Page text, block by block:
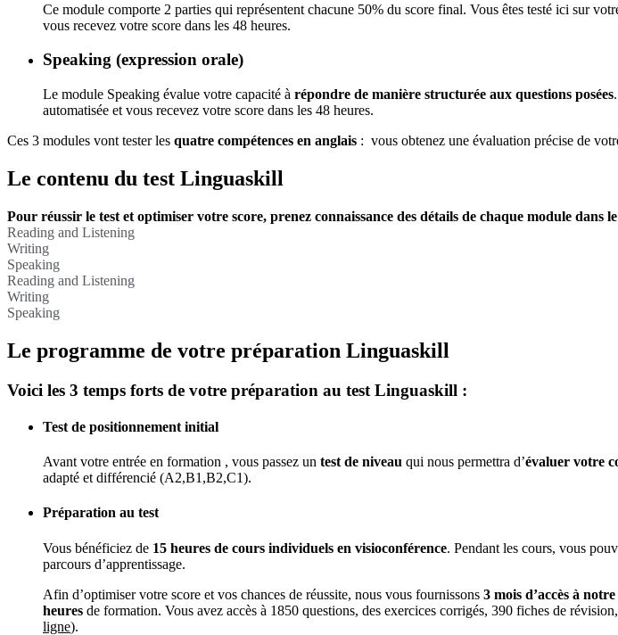
Ce module comporte 2 parties qui représentent chacune 50% du score final. Vous êtes testé ici sur
vous recevez votre score dans les 48 heures.
Speaking (expression orale)
Le module Speaking évalue votre capacité à répondre de manière structurée aux questions posées
automatisée et vous recevez votre score dans les 48 heures.
Ces 3 modules vont tester les quatre compétences en anglais : vous obtenez une évaluation précise de
Le contenu du test Linguaskill
Pour réussir le test et optimiser votre score, prenez connaissance des détails de chaque module dans
Reading and Listening
Writing
Speaking
Reading and Listening
Writing
Speaking
Le programme de votre préparation Linguaskill
Voici les 3 temps forts de votre préparation au test Linguaskill :
Test de positionnement initial
Avant votre entrée en formation , vous passez un test de niveau qui nous permettra d’évaluer votre
adapté et différencié (A2,B1,B2,C1).
Préparation au test
Vous bénéficiez de 15 heures de cours individuels en visioconférence. Pendant les cours, vous
parcours d’apprentissage.
Afin d’optimiser votre score et vos chances de réussite, nous vous fournissons 3 mois d’accès à
heures de formation. Vous avez accès à 1850 questions, des exercices corrigés, 390 fiches de
ligne).